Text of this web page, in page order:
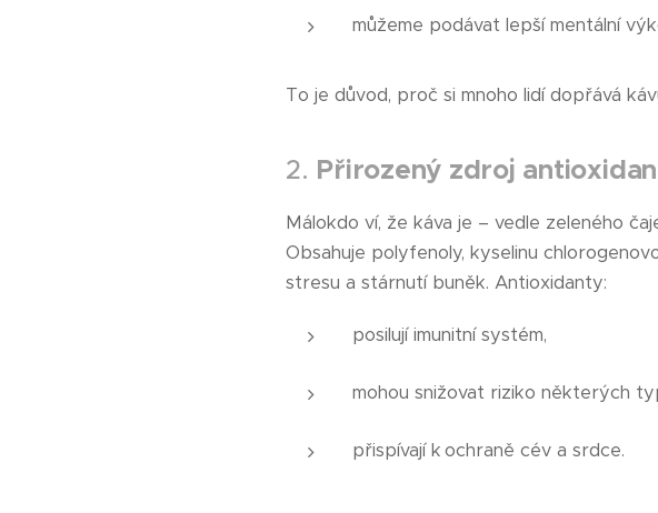
můžeme podávat lepší mentální
To je důvod, proč si mnoho lidí dopřává
2. Přirozený zdroj
Málokdo ví, že káva je – vedle zeleného
Obsahuje polyfenoly, kyselinu
stresu a stárnutí buněk. Antioxidanty:
posilují imunitní systém,
mohou snižovat riziko některých
přispívají k ochraně cév a srdce.